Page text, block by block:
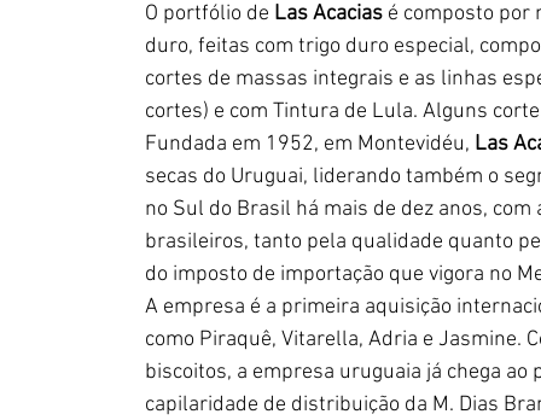
O portfólio de Las Acacias é composto por
duro, feitas com trigo duro especial,
cortes de massas integrais e as linhas
cortes) e com Tintura de Lula. Alguns
Fundada em 1952, em Montevidéu, Las
secas do Uruguai, liderando também o
no Sul do Brasil há mais de dez anos,
brasileiros, tanto pela qualidade quanto
do imposto de importação que vigora no
A empresa é a primeira aquisição
como Piraquê, Vitarella, Adria e Jasmine.
biscoitos, a empresa uruguaia já chega
capilaridade de distribuição da M. Dias